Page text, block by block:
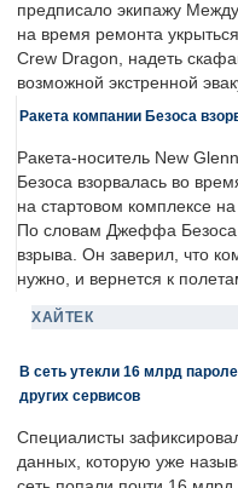
предписало экипажу
на время ремонта
Crew Dragon, надеть
возможной экстренной
Ракета компании Безоса
Ракета-носитель New
Безоса взорвалась во
на стартовом комплексе
По словам Джеффа
взрыва. Он заверил, что
нужно, и вернется к
ХАЙТЕК
В сеть утекли 16 млрд
других сервисов
Специалисты
данных, которую уже